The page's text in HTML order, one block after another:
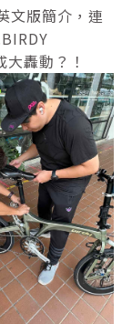
文版簡介，連
轟動？！